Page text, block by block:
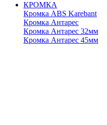
КРОМКА
Кромка ABS Karebant
Кромка Антарес
Кромка Антарес 32мм
Кромка Антарес 45мм